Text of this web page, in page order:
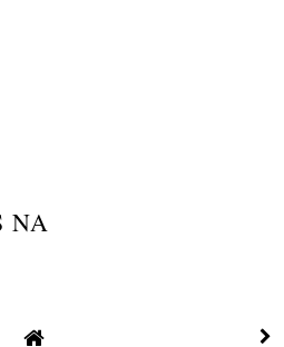
NA